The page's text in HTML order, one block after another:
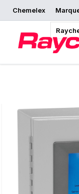
Chemelex
Demander un devis
Vue